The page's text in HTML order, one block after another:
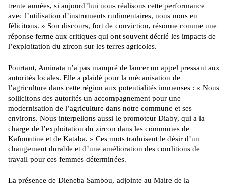
trente années, si aujourd’hui nous réalisons cette performance
avec l’utilisation d’instruments rudimentaires, nous nous en
félicitons. » Son discours, fort de conviction, résonne comme une
réponse ferme aux critiques qui ont souvent décrié les impacts de
l’exploitation du zircon sur les terres agricoles.
Pourtant, Aminata n’a pas manqué de lancer un appel pressant aux
autorités locales. Elle a plaidé pour la mécanisation de
l’agriculture dans cette région aux potentialités immenses : « Nous
sollicitons des autorités un accompagnement pour une
modernisation de l’agriculture dans notre commune et ses
environs. Nous interpellons aussi le promoteur Diaby, qui a la
charge de l’exploitation du zircon dans les communes de
Kafountine et de Kataba. » Ces mots traduisent le désir d’un
changement durable et d’une amélioration des conditions de
travail pour ces femmes déterminées.
La présence de Dieneba Sambou, adjointe au Maire de la